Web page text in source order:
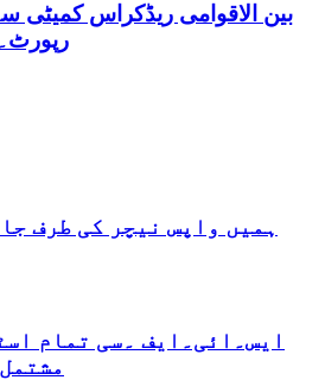
بین الاقوامی ریڈکراس کمیٹی
ہمیں واپس نیچر کی طرف
ایس۔ائی۔ایف ۔سی تمام